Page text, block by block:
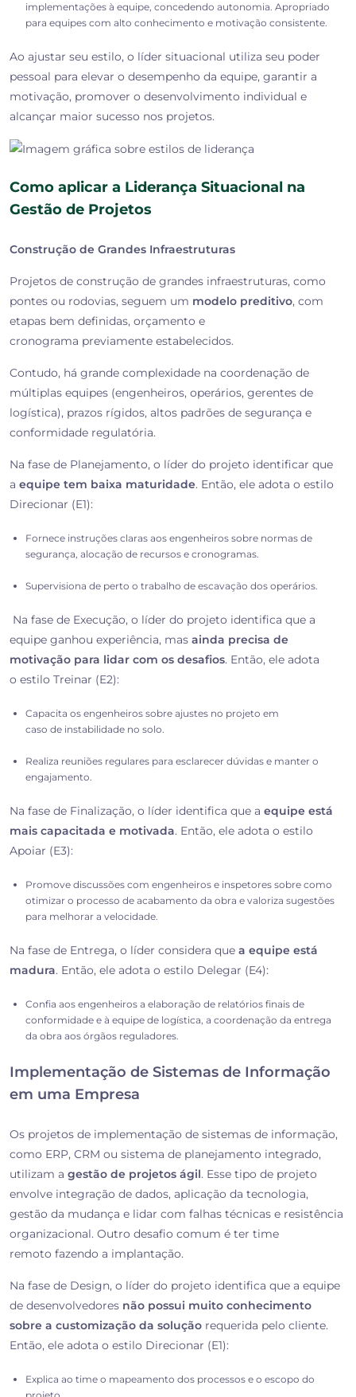
implementações à equipe, concedendo autonomia. Apropriado
para equipes com alto conhecimento e motivação consistente.
Ao ajustar seu estilo, o líder situacional utiliza seu poder
pessoal para elevar o desempenho da equipe, garantir a
motivação, promover o desenvolvimento individual e
alcançar maior sucesso nos projetos.
Como aplicar a Liderança Situacional na
Gestão de Projetos
Construção de Grandes Infraestruturas
Projetos de construção de grandes infraestruturas, como
pontes ou rodovias, seguem um modelo preditivo, com
etapas bem definidas, orçamento e
cronograma previamente estabelecidos.
Contudo, há grande complexidade na coordenação de
múltiplas equipes (engenheiros, operários, gerentes de
logística), prazos rígidos, altos padrões de segurança e
conformidade regulatória.
Na fase de Planejamento, o líder do projeto identificar que
a equipe tem baixa maturidade. Então, ele adota o estilo
Direcionar (E1):
Fornece instruções claras aos engenheiros sobre normas de
segurança, alocação de recursos e cronogramas.
Supervisiona de perto o trabalho de escavação dos operários.
Na fase de Execução, o líder do projeto identifica que a
equipe ganhou experiência, mas ainda precisa de
motivação para lidar com os desafios. Então, ele adota
o estilo Treinar (E2):
Capacita os engenheiros sobre ajustes no projeto em
caso de instabilidade no solo.
Realiza reuniões regulares para esclarecer dúvidas e manter o
engajamento.
Na fase de Finalização, o líder identifica que a equipe está
mais capacitada e motivada. Então, ele adota o estilo
Apoiar (E3):
Promove discussões com engenheiros e inspetores sobre como
otimizar o processo de acabamento da obra e valoriza sugestões
para melhorar a velocidade.
Na fase de Entrega, o líder considera que a equipe está
madura. Então, ele adota o estilo Delegar (E4):
Confia aos engenheiros a elaboração de relatórios finais de
conformidade e à equipe de logística, a coordenação da entrega
da obra aos órgãos reguladores.
Implementação de Sistemas de Informação
em uma Empresa
Os projetos de implementação de sistemas de informação,
como ERP, CRM ou sistema de planejamento integrado,
utilizam a gestão de projetos ágil. Esse tipo de projeto
envolve integração de dados, aplicação da tecnologia,
gestão da mudança e lidar com falhas técnicas e resistência
organizacional. Outro desafio comum é ter time
remoto fazendo a implantação.
Na fase de Design, o líder do projeto identifica que a equipe
de desenvolvedores não possui muito conhecimento
sobre a customização da solução requerida pelo cliente.
Então, ele adota o estilo Direcionar (E1):
Explica ao time o mapeamento dos processos e o escopo do